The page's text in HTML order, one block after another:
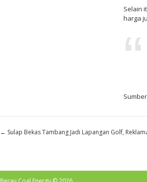
Selain
harga
← Sulap Bekas Tambang Jadi Lapangan Golf,